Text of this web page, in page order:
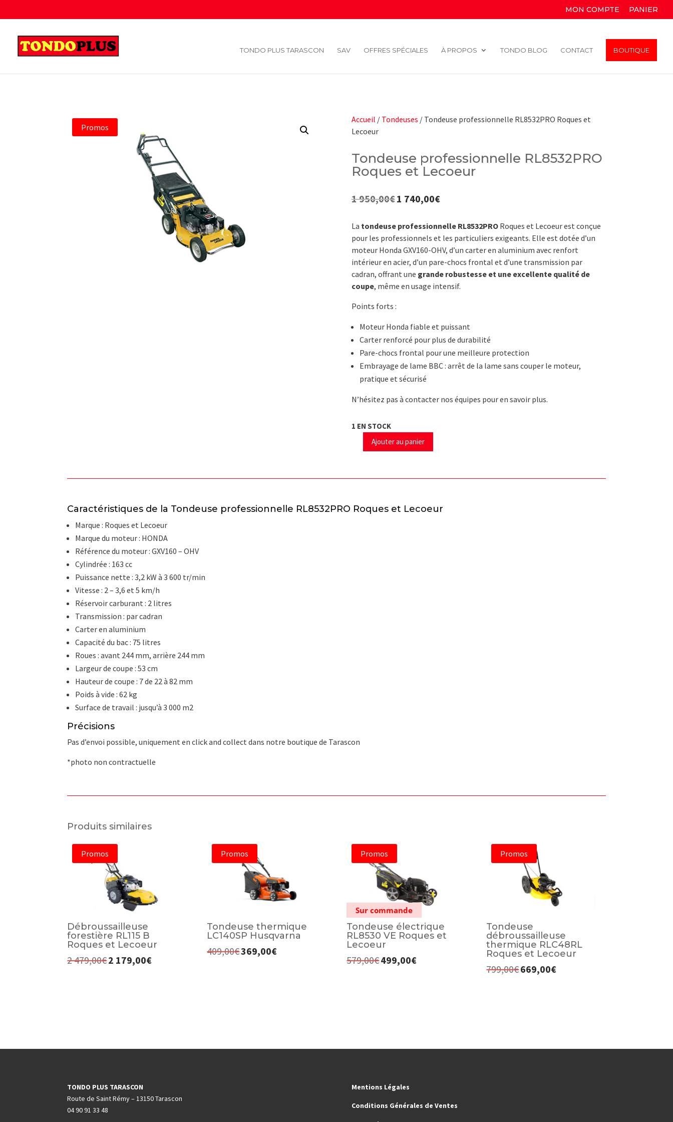
MON COMPTE PANIER
TONDO PLUS TARASCON SAV OFFRES SPÉCIALES À PROPOS TONDO BLOG CONTACT BOUTIQUE
Promos
Accueil / Tondeuses / Tondeuse professionnelle RL8532PRO Roques et
Lecoeur
Tondeuse professionnelle RL8532PRO
Roques et Lecoeur
1 950,00€ Le
initial
était :
1
950,00€.
1 740,00€Le
actuel
est :
1
740,00€.
La tondeuse professionnelle RL8532PRORoques et Lecoeur est conçue
pour les professionnels et les particuliers exigeants. Elle est dotée d’un
moteur Honda GXV160-OHV, d’un carter en aluminium avec renfort
intérieur en acier, d’un pare-chocs frontal et d’une transmission par
cadran, offrant une grande robustesse et une excellente qualité de
coupe, même en usage intensif.
Points forts :
Moteur Honda fiable et puissant
Carter renforcé pour plus de durabilité
Pare-chocs frontal pour une meilleure protection
Embrayage de lame BBC : arrêt de la lame sans couper le moteur,
pratique et sécurisé
N’hésitez pas à contacter nos équipes pour en savoir plus.
1 EN STOCK
quantité
Roques
Ajouter au panier
Caractéristiques de la Tondeuse professionnelle RL8532PRO Roques et Lecoeur
Marque : Roques et Lecoeur
Marque du moteur : HONDA
Référence du moteur : GXV160 – OHV
Cylindrée : 163 cc
Puissance nette : 3,2 kW à 3 600 tr/min
Vitesse : 2 – 3,6 et 5 km/h
Réservoir carburant : 2 litres
Transmission : par cadran
Carter en aluminium
Capacité du bac : 75 litres
Roues : avant 244 mm, arrière 244 mm
Largeur de coupe : 53 cm
Hauteur de coupe : 7 de 22 à 82 mm
Poids à vide : 62 kg
Surface de travail : jusqu’à 3 000 m2
Précisions
Pas d’envoi possible, uniquement en click and collect dans notre boutique de Tarascon
*photo non contractuelle
Produits similaires
Promos
Débroussailleuse
forestière RL115 B
Roques et Lecoeur
2 479,00€Le
2 179,00€
Promos
Tondeuse thermique
LC140SP Husqvarna
409,00€Le
369,00€
Promos
Sur commande
Tondeuse électrique
RL8530 VE Roques et
Lecoeur
579,00€ Le
499,00€
Promos
Tondeuse
débroussailleuse
thermique RLC48RL
Roques et Lecoeur
799,00€ Le
669,00€
TONDO PLUS TARASCON
Route de Saint Rémy – 13150 Tarascon
04 90 91 33 48
Mentions Légales
Conditions Générales de Ventes